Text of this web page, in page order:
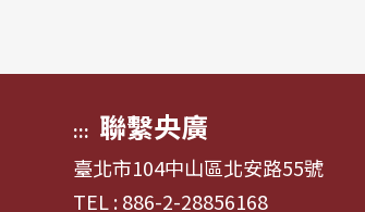
::: 聯繫央廣
臺北市104中山區北安路55號
TEL : 886-2-28856168